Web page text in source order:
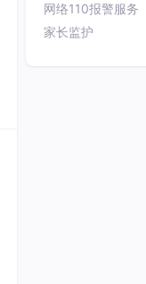
网络110报警服务
家长监护